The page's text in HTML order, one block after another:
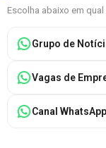
Escolha abaixo em
Grupo de
Vagas de
Canal WhatsApp